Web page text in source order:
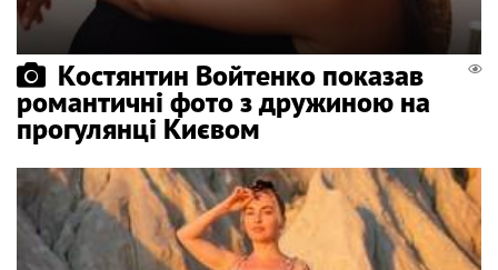
Костянтин Войтенко показав
романтичні фото з дружиною на
прогулянці Києвом